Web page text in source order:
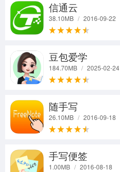
信通云
38.10MB / 2016-09-22
豆包爱学
184.70MB / 2025-02-24
随手写
26.10MB / 2016-09-18
手写便签
1.00MB / 2016-08-18